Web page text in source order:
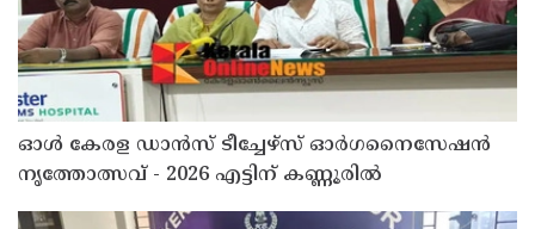
ഓൾ കേരള ഡാൻസ് ടീച്ചേഴ്സ് ഓർഗനൈസേഷൻ
നൃത്തോത്സവ് - 2026 എട്ടിന് കണ്ണൂരിൽ